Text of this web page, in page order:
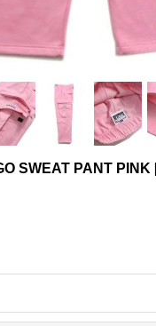
SWEAT PANT PINK